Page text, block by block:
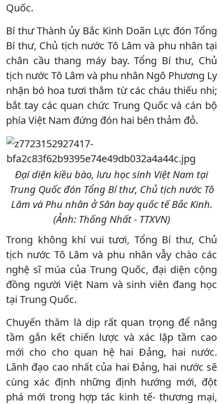
Quốc.
Bí thư Thành ủy Bắc Kinh Doãn Lực đón Tổng
Bí thư, Chủ tịch nước Tô Lâm và phu nhân tại
chân cầu thang máy bay. Tổng Bí thư, Chủ
tịch nước Tô Lâm và phu nhân Ngô Phương Ly
nhận bó hoa tươi thắm từ các cháu thiếu nhi;
bắt tay các quan chức Trung Quốc và cán bộ
phía Việt Nam đứng đón hai bên thảm đỏ.
Đại diện kiều bào, lưu học sinh Việt Nam tại
Trung Quốc đón Tổng Bí thư, Chủ tịch nước Tô
Lâm và Phu nhân ở Sân bay quốc tế Bắc Kinh.
(Ảnh: Thống Nhất - TTXVN)
Trong không khí vui tươi, Tổng Bí thư, Chủ
tịch nước Tô Lâm và phu nhân vẫy chào các
nghệ sĩ múa của Trung Quốc, đại diện cộng
đồng người Việt Nam và sinh viên đang học
tại Trung Quốc.
Chuyến thăm là dịp rất quan trọng để nâng
tầm gắn kết chiến lược và xác lập tầm cao
mới cho cho quan hệ hai Đảng, hai nước.
Lãnh đạo cao nhất của hai Đảng, hai nước sẽ
cùng xác định những định hướng mới, đột
phá mới trong hợp tác kinh tế- thương mại,